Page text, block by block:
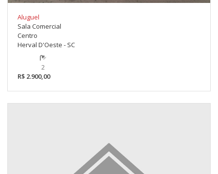
Aluguel
Sala Comercial
Centro
Herval D'Oeste - SC
2
R$ 2.900,00